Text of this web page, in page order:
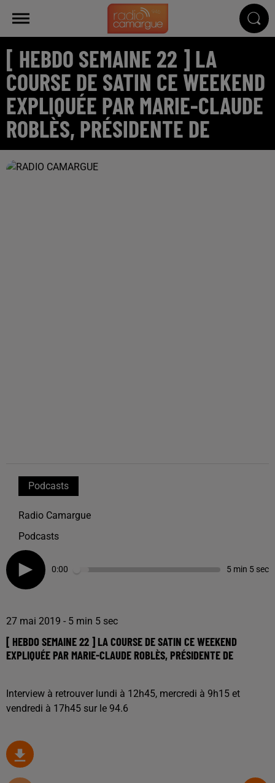
[ HEBDO SEMAINE 22 ] LA
COURSE DE SATIN CE WEEKEND
EXPLIQUÉE PAR MARIE-CLAUDE
ROBLÈS, PRÉSIDENTE DE
Podcasts
Radio Camargue
Podcasts
0:00 5 min 5 sec
27 mai 2019 - 5 min 5 sec
[ HEBDO SEMAINE 22 ] LA COURSE DE SATIN CE WEEKEND
EXPLIQUÉE PAR MARIE-CLAUDE ROBLÈS, PRÉSIDENTE DE
Interview à retrouver lundi à 12h45, mercredi à 9h15 et
vendredi à 17h45 sur le 94.6